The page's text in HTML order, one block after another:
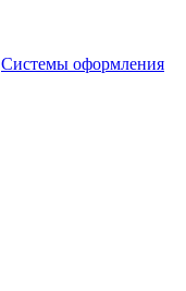
Системы оформления